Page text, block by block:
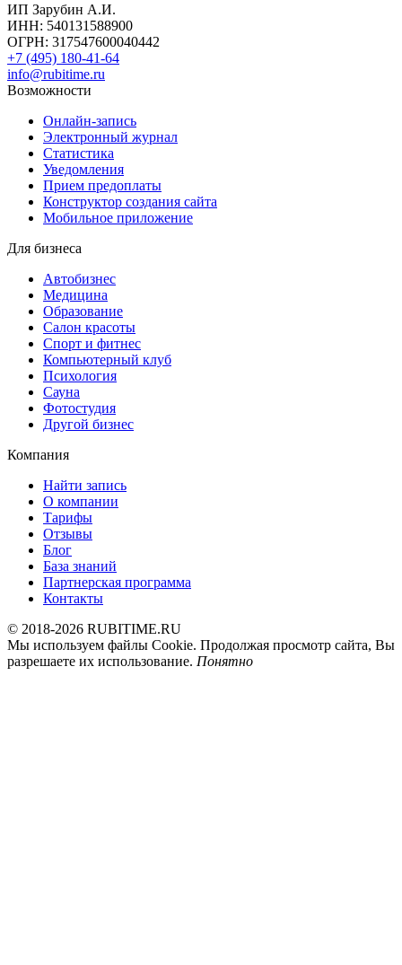
ИП Зарубин А.И.
ИНН: 540131588900
ОГРН: 317547600040442
+7 (495) 180-41-64
info@rubitime.ru
Возможности
Онлайн-запись
Электронный журнал
Статистика
Уведомления
Прием предоплаты
Конструктор создания сайта
Мобильное приложение
Для бизнеса
Автобизнес
Медицина
Образование
Салон красоты
Спорт и фитнес
Компьютерный клуб
Психология
Сауна
Фотостудия
Другой бизнес
Компания
Найти запись
О компании
Тарифы
Отзывы
Блог
База знаний
Партнерская программа
Контакты
© 2018-2026 RUBITIME.RU
Мы используем файлы Cookie. Продолжая просмотр сайта, Вы
разрешаете их использование. Понятно